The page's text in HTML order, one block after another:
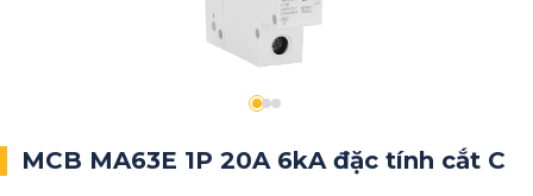
MCB MA63E 1P 20A 6kA đặc tính cắt C